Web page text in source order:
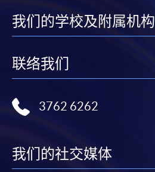
我们的学校及附属机构
联络我们
3762 6262
我们的社交媒体